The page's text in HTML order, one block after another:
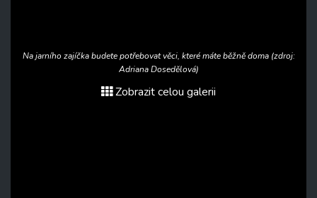
Na jarního zajíčka budete potřebovat věci, které máte běžně doma (zdroj:
Adriana Dosedělová)
Zobrazit celou galerii